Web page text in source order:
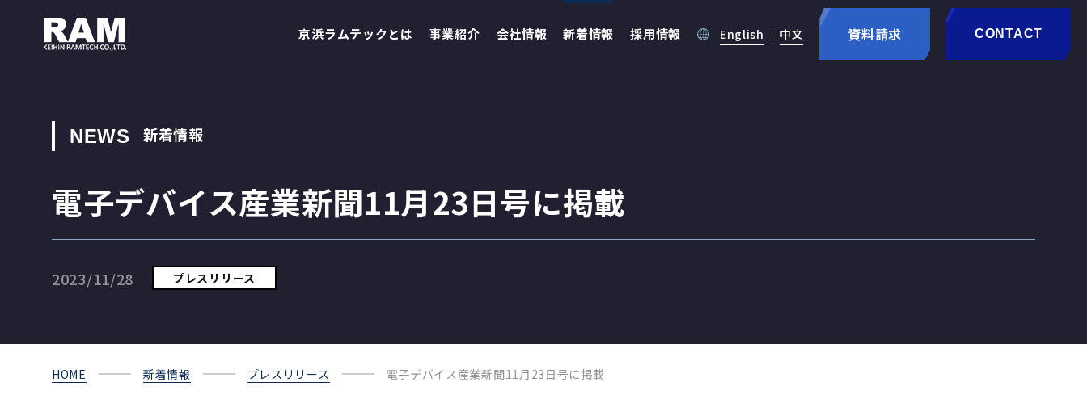
京浜ラムテックとは 事業紹介 会社情報 新着情報 採用情報 English 中文 資料請求 CONTACT
NEWS 新着情報
電子デバイス産業新聞11月23日号に掲載
2023/11/28 プレスリリース
HOME 新着情報 プレスリリース 電子デバイス産業新聞11月23日号に掲載